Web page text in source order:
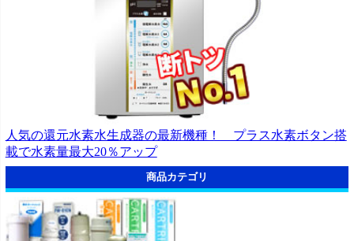
人気の還元水素水生成器の最新機種！ プラス水素ボタン搭
載で水素量最大20％アップ
商品カテゴリ